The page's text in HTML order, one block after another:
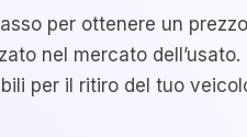
per ottenere un
nel mercato
per il ritiro del tuo